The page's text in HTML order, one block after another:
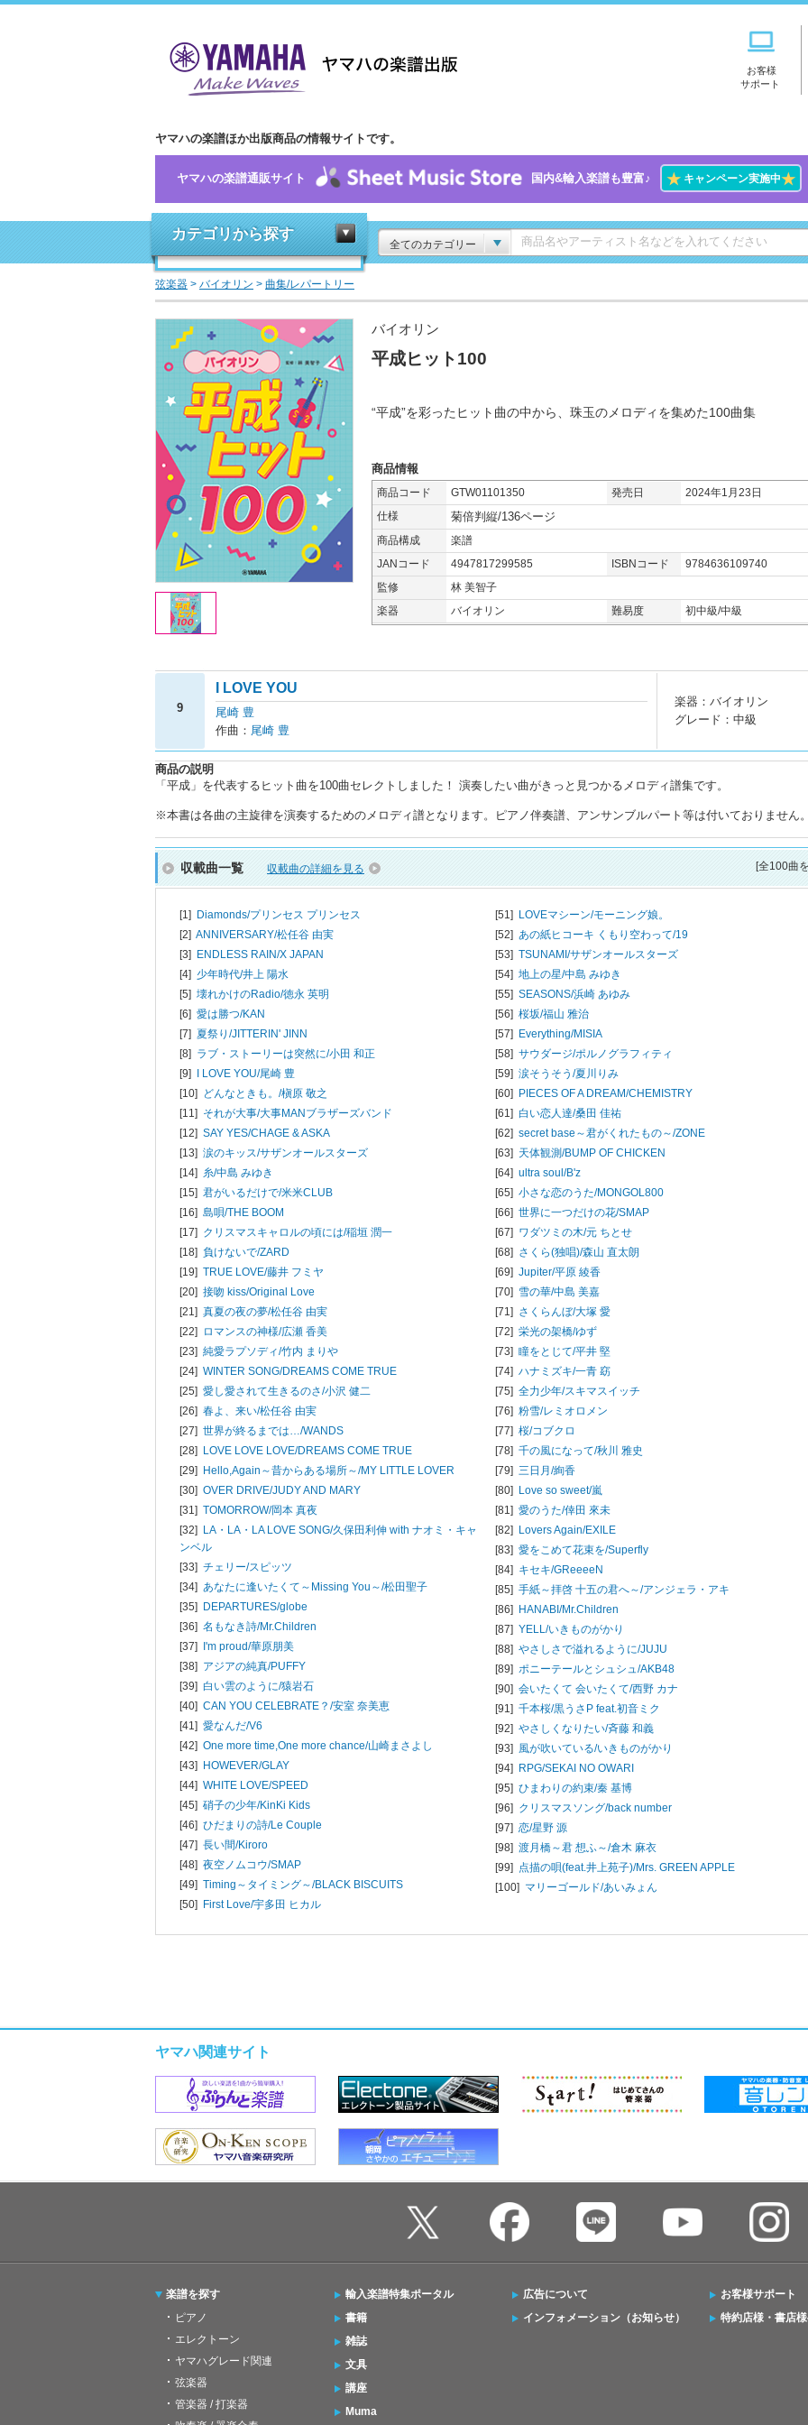
お客様
サポート
ヤマハの楽譜ほか出版商品の情報サイトです。
ヤマハの楽譜通販サイト 国内&輸入楽譜も豊富♪ ★キャンペーン実施中★
カテゴリから探す
全てのカテゴリー
弦楽器 > バイオリン > 曲集/レパートリー
バイオリン
平成ヒット100
“平成”を彩ったヒット曲の中から、珠玉のメロディを集めた100曲集
商品情報
商品コード GTW01101350 発売日
2024年1月23日
仕様
菊倍判縦/136ページ
商品構成
楽譜
JANコード
4947817299585 ISBNコード
9784636109740
監修
林 美智子
楽器
バイオリン 難易度 初中級/中級
9
I LOVE YOU
尾崎 豊
作曲： 尾崎 豊
楽器：バイオリン
グレード：中級
商品の説明
「平成」を代表するヒット曲を100曲セレクトしました！ 演奏したい曲がきっと見つかるメロディ譜集です。
※本書は各曲の主旋律を演奏するためのメロディ譜となります。ピアノ伴奏譜、アンサンブルパート等は付いておりません。
収載曲一覧 収載曲の詳細を見る [全100曲
[1] Diamonds/プリンセス プリンセス
[2] ANNIVERSARY/松任谷 由実
[3] ENDLESS RAIN/X JAPAN
[4] 少年時代/井上 陽水
[5] 壊れかけのRadio/徳永 英明
[6] 愛は勝つ/KAN
[7] 夏祭り/JITTERIN' JINN
[8] ラブ・ストーリーは突然に/小田 和正
[9] I LOVE YOU/尾崎 豊
[10] どんなときも。/槇原 敬之
[11] それが大事/大事MANブラザーズバンド
[12] SAY YES/CHAGE & ASKA
[13] 涙のキッス/サザンオールスターズ
[14] 糸/中島 みゆき
[15] 君がいるだけで/米米CLUB
[16] 島唄/THE BOOM
[17] クリスマスキャロルの頃には/稲垣 潤一
[18] 負けないで/ZARD
[19] TRUE LOVE/藤井 フミヤ
[20] 接吻 kiss/Original Love
[21] 真夏の夜の夢/松任谷 由実
[22] ロマンスの神様/広瀬 香美
[23] 純愛ラプソディ/竹内 まりや
[24] WINTER SONG/DREAMS COME TRUE
[25] 愛し愛されて生きるのさ/小沢 健二
[26] 春よ、来い/松任谷 由実
[27] 世界が終るまでは…/WANDS
[28] LOVE LOVE LOVE/DREAMS COME TRUE
[29] Hello,Again～昔からある場所～/MY LITTLE LOVER
[30] OVER DRIVE/JUDY AND MARY
[31] TOMORROW/岡本 真夜
[32] LA・LA・LA LOVE SONG/久保田利伸 with ナオミ・キャ
ンベル
[33] チェリー/スピッツ
[34] あなたに逢いたくて～Missing You～/松田聖子
[35] DEPARTURES/globe
[36] 名もなき詩/Mr.Children
[37] I'm proud/華原朋美
[38] アジアの純真/PUFFY
[39] 白い雲のように/猿岩石
[40] CAN YOU CELEBRATE？/安室 奈美恵
[41] 愛なんだ/V6
[42] One more time,One more chance/山崎まさよし
[43] HOWEVER/GLAY
[44] WHITE LOVE/SPEED
[45] 硝子の少年/KinKi Kids
[46] ひだまりの詩/Le Couple
[47] 長い間/Kiroro
[48] 夜空ノムコウ/SMAP
[49] Timing～タイミング～/BLACK BISCUITS
[50] First Love/宇多田 ヒカル
[51] LOVEマシーン/モーニング娘。
[52] あの紙ヒコーキ くもり空わって/19
[53] TSUNAMI/サザンオールスターズ
[54] 地上の星/中島 みゆき
[55] SEASONS/浜崎 あゆみ
[56] 桜坂/福山 雅治
[57] Everything/MISIA
[58] サウダージ/ポルノグラフィティ
[59] 涙そうそう/夏川りみ
[60] PIECES OF A DREAM/CHEMISTRY
[61] 白い恋人達/桑田 佳祐
[62] secret base～君がくれたもの～/ZONE
[63] 天体観測/BUMP OF CHICKEN
[64] ultra soul/B'z
[65] 小さな恋のうた/MONGOL800
[66] 世界に一つだけの花/SMAP
[67] ワダツミの木/元 ちとせ
[68] さくら(独唱)/森山 直太朗
[69] Jupiter/平原 綾香
[70] 雪の華/中島 美嘉
[71] さくらんぼ/大塚 愛
[72] 栄光の架橋/ゆず
[73] 瞳をとじて/平井 堅
[74] ハナミズキ/一青 窈
[75] 全力少年/スキマスイッチ
[76] 粉雪/レミオロメン
[77] 桜/コブクロ
[78] 千の風になって/秋川 雅史
[79] 三日月/絢香
[80] Love so sweet/嵐
[81] 愛のうた/倖田 來未
[82] Lovers Again/EXILE
[83] 愛をこめて花束を/Superfly
[84] キセキ/GReeeeN
[85] 手紙～拝啓 十五の君へ～/アンジェラ・アキ
[86] HANABI/Mr.Children
[87] YELL/いきものがかり
[88] やさしさで溢れるように/JUJU
[89] ポニーテールとシュシュ/AKB48
[90] 会いたくて 会いたくて/西野 カナ
[91] 千本桜/黒うさP feat.初音ミク
[92] やさしくなりたい/斉藤 和義
[93] 風が吹いている/いきものがかり
[94] RPG/SEKAI NO OWARI
[95] ひまわりの約束/秦 基博
[96] クリスマスソング/back number
[97] 恋/星野 源
[98] 渡月橋～君 想ふ～/倉木 麻衣
[99] 点描の唄(feat.井上苑子)/Mrs. GREEN APPLE
[100] マリーゴールド/あいみょん
ヤマハ関連サイト
楽譜を探す
ピアノ
エレクトーン
ヤマハグレード関連
弦楽器
管楽器 / 打楽器
輸入楽譜特集ポータル
書籍
雑誌
文具
講座
Muma
広告について
インフォメーション（お知らせ）
お客様サポート
特約店様・書店